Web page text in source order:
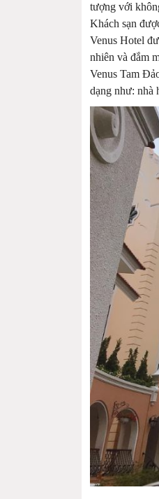
tượng với
Khách sạn
Venus Hotel
nhiên và đắm
Venus Tam
dạng như: nhà